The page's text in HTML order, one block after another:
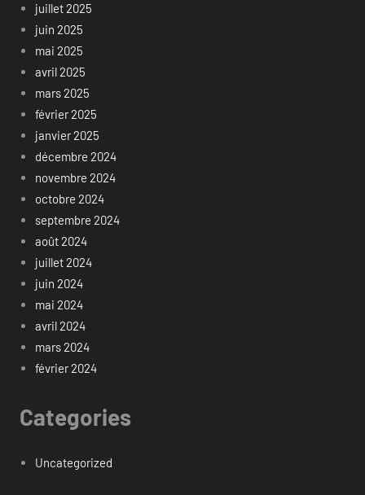
juillet 2025
juin 2025
mai 2025
avril 2025
mars 2025
février 2025
janvier 2025
décembre 2024
novembre 2024
octobre 2024
septembre 2024
août 2024
juillet 2024
juin 2024
mai 2024
avril 2024
mars 2024
février 2024
Categories
Uncategorized